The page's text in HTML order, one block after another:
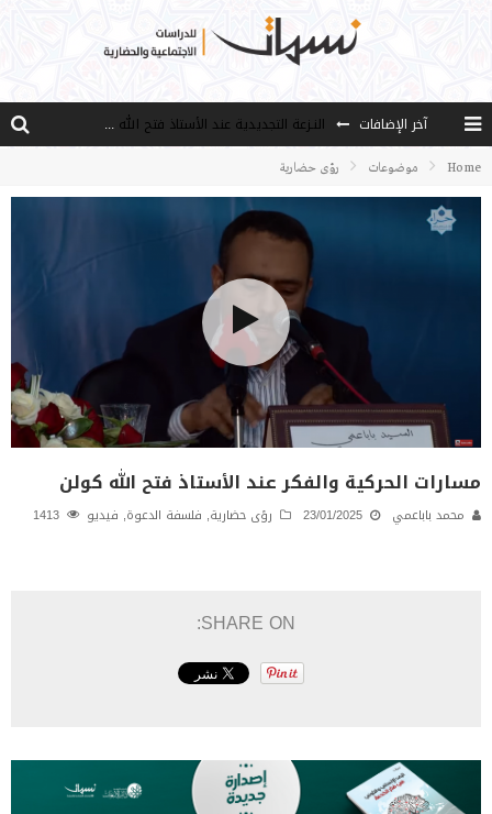
آخر الإضافات
كيف نصل إلى أفق إنسان “هل من مزيد”؟
الأستاذ عالما عارفا حكيما
مصادر العلم وسببه
Home موضوعات رؤى حضارية
مسارات الحركية والفكر عند الأستاذ فتح الله كولن
محمد باباعمي 23/01/2025 رؤى حضارية, فلسفة الدعوة, فيديو
SHARE ON: